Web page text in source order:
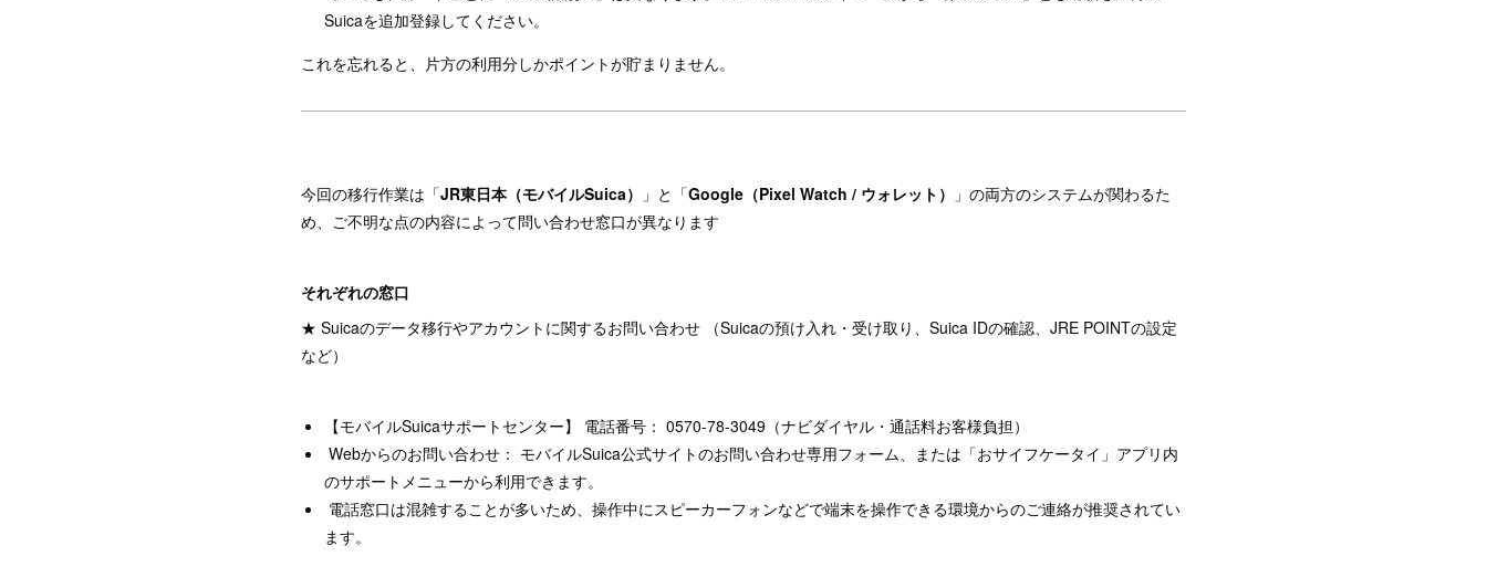
Suicaを追加登録してください。
これを忘れると、片方の利用分しかポイントが貯まりません。
今回の移行作業は「JR東日本（モバイルSuica） 」と「Google（Pixel Watch / ウォレット）
」の両方のシステムが関わるた
め、ご不明な点の内容によって問い合わせ窓口が異なります
それぞれの窓口
★ Suicaのデータ移行やアカウントに関するお問い合わせ （Suicaの預け入れ・受け取り、Suica IDの確認、JRE POINTの設定
など）
【モバイルSuicaサポートセンター】 電話番号： 0570-78-3049（ナビダイヤル・通話料お客様負担）
Webからのお問い合わせ： モバイルSuica公式サイトのお問い合わせ専用フォーム、または「おサイフケータイ」アプリ内
のサポートメニューから利用できます。
電話窓口は混雑することが多いため、操作中にスピーカーフォンなどで端末を操作できる環境からのご連絡が推奨されてい
ます。